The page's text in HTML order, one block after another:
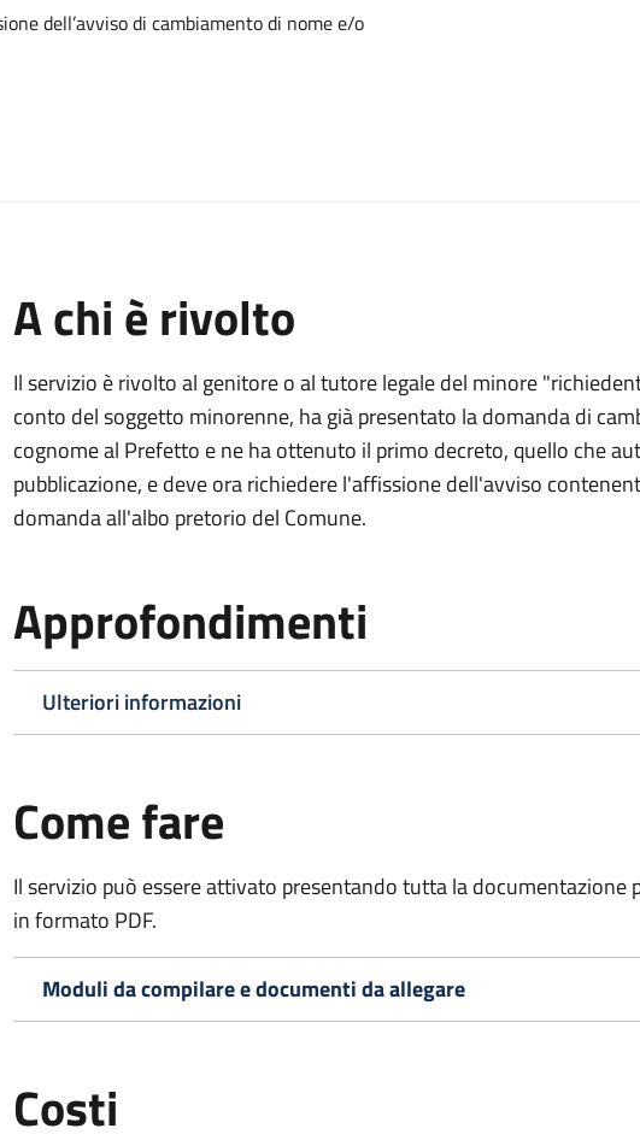
dell’avviso di cambiamento di nome e/o
A chi è rivolto
Il servizio è rivolto al genitore o al tutore legale del minore
conto del soggetto minorenne, ha già presentato la domanda di
cognome al Prefetto e ne ha ottenuto il primo decreto, quello che
pubblicazione, e deve ora richiedere l'affissione dell'avviso
domanda all'albo pretorio del Comune.
Approfondimenti
Ulteriori informazioni
Come fare
Il servizio può essere attivato presentando tutta la documentazione
in formato PDF.
Moduli da compilare e documenti da allegare
Costi